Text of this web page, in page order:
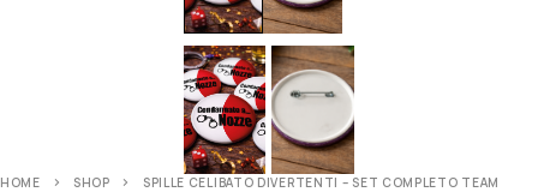
HOME SHOP
SPILLE CELIBATO DIVERTENTI – SET COMPLETO TEAM